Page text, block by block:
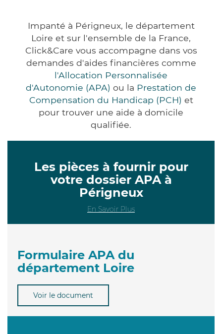
Impanté à Périgneux, le département
Loire et sur l'ensemble de la France,
Click&Care vous accompagne dans vos
demandes d'aides financières comme
l'Allocation Personnalisée
d'Autonomie (APA) ou la Prestation de
Compensation du Handicap (PCH) et
pour trouver une aide à domicile
qualifiée.
Les pièces à fournir pour
votre dossier APA à
Périgneux
En Savoir Plus
Formulaire APA du
département Loire
Voir le document